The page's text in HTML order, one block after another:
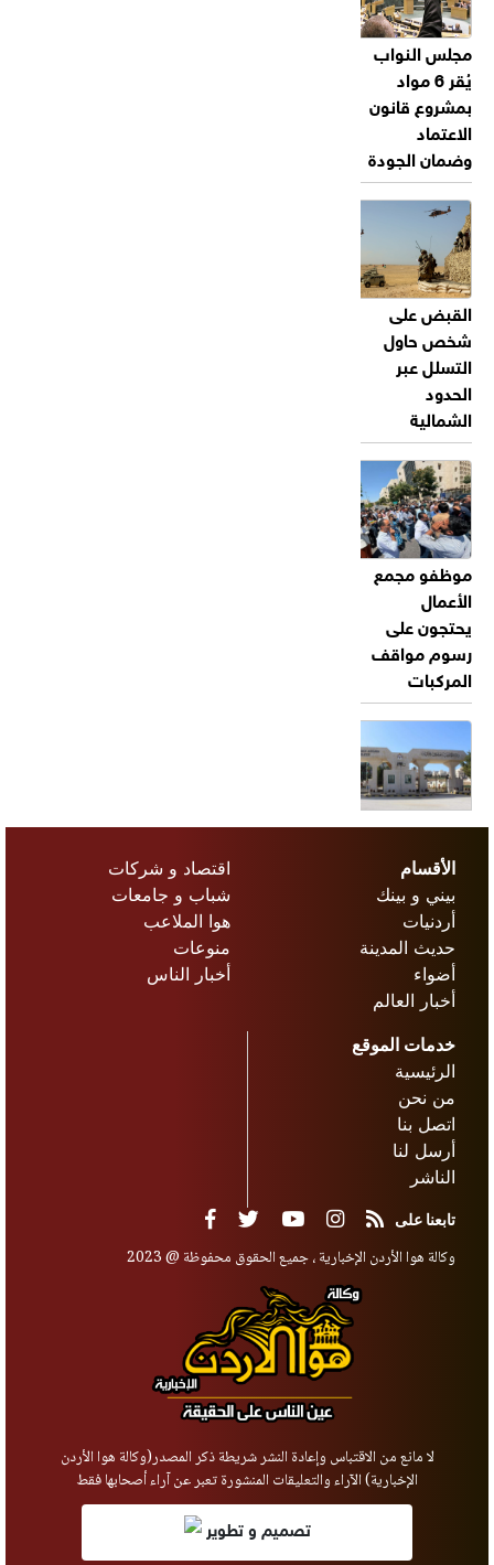
مجلس النواب
يُقر 6 مواد
بمشروع قانون
الاعتماد
وضمان الجودة
القبض على
شخص حاول
التسلل عبر
الحدود
الشمالية
موظفو مجمع
الأعمال
يحتجون على
رسوم مواقف
المركبات
الأردن يرحب
بإدانة مجلس
الأمن هجمات
الحوثيين على
السعودية
والسفن
التجارية
الأقسام
بيني و بينك
أردنيات
حديث المدينة
أضواء
أخبار العالم
اقتصاد و شركات
شباب و جامعات
هوا الملاعب
منوعات
أخبار الناس
خدمات الموقع
الرئيسية
من نحن
اتصل بنا
أرسل لنا
الناشر
تابعنا على
وكالة هوا الأردن الإخبارية ، جميع الحقوق محفوظة @ 2023
لا مانع من الاقتباس وإعادة النشر شريطة ذكر المصدر(وكالة هوا الأردن
الإخبارية) الآراء والتعليقات المنشورة تعبر عن آراء أصحابها فقط
تصميم و تطوير